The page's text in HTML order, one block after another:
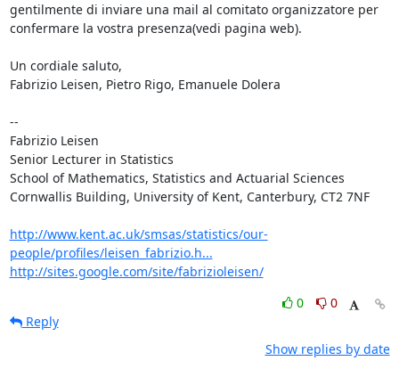
gentilmente di inviare una mail al comitato organizzatore per
confermare la vostra presenza(vedi pagina web).
Un cordiale saluto,
Fabrizio Leisen, Pietro Rigo, Emanuele Dolera
--
Fabrizio Leisen
Senior Lecturer in Statistics
School of Mathematics, Statistics and Actuarial Sciences
Cornwallis Building, University of Kent, Canterbury, CT2 7NF
http://www.kent.ac.uk/smsas/statistics/our-
people/profiles/leisen_fabrizio.h...
http://sites.google.com/site/fabrizioleisen/
0
0
Reply
Show replies by date